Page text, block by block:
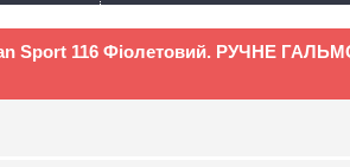
Sport 116 Фіолетовий. РУЧНЕ